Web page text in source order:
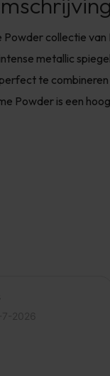
collectie
metallic
te
Powder is een